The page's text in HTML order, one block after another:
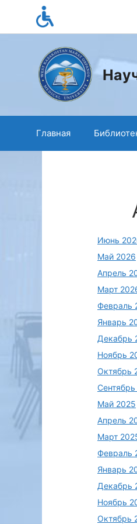
содержимому
Главная
Июнь
Май 2026
Апрель
Март
Февраль
Январь
Декабрь
Ноябрь
Октябрь
Май 2025
Апрель
Март
Февраль
Январь
Декабрь
Ноябрь
Октябрь